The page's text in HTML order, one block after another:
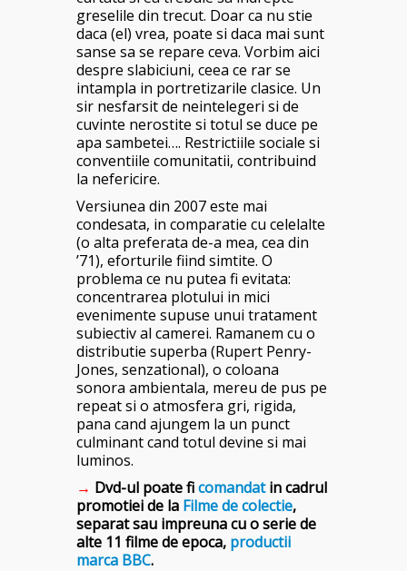
greselile din trecut. Doar ca nu stie
daca (el) vrea, poate si daca mai sunt
sanse sa se repare ceva. Vorbim aici
despre slabiciuni, ceea ce rar se
intampla in portretizarile clasice. Un
sir nesfarsit de neintelegeri si de
cuvinte nerostite si totul se duce pe
apa sambetei…. Restrictiile sociale si
conventiile comunitatii, contribuind
la nefericire.
Versiunea din 2007 este mai
condesata, in comparatie cu celelalte
(o alta preferata de-a mea, cea din
’71), eforturile fiind simtite. O
problema ce nu putea fi evitata:
concentrarea plotului in mici
evenimente supuse unui tratament
subiectiv al camerei. Ramanem cu o
distributie superba (Rupert Penry-
Jones, senzational), o coloana
sonora ambientala, mereu de pus pe
repeat si o atmosfera gri, rigida,
pana cand ajungem la un punct
culminant cand totul devine si mai
luminos.
→ Dvd-ul poate ficomandatin cadrul
promotiei de la Filme de colectie,
separat sau impreuna cu o serie de
alte 11 filme de epoca, productii
marca BBC.